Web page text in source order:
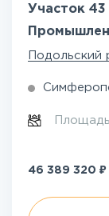
Участок 43
Подольский
46 389 320 ₽